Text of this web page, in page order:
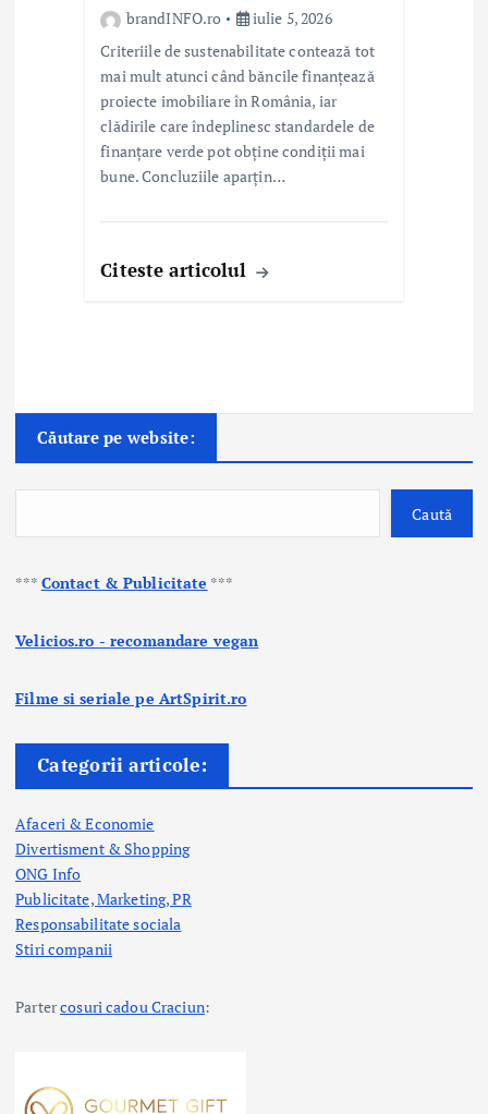
brandINFO.ro
iulie 5, 2026
Criteriile de sustenabilitate contează tot
mai mult atunci când băncile finanțează
proiecte imobiliare în România, iar
clădirile care îndeplinesc standardele de
finanțare verde pot obține condiții mai
bune. Concluziile aparțin…
Citeste articolul
Căutare pe website:
Caută
*** Contact & Publicitate ***
Velicios.ro - recomandare vegan
Filme si seriale pe ArtSpirit.ro
Categorii articole:
Afaceri & Economie
Divertisment & Shopping
ONG Info
Publicitate, Marketing, PR
Responsabilitate sociala
Stiri companii
Partercosuri cadou Craciun: